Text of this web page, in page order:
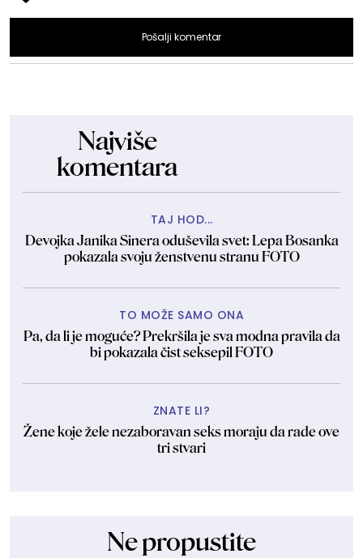
Pošalji komentar
Najviše
komentara
TAJ HOD...
Devojka Janika Sinera oduševila svet: Lepa Bosanka
pokazala svoju ženstvenu stranu FOTO
TO MOŽE SAMO ONA
Pa, da li je moguće? Prekršila je sva modna pravila da
bi pokazala čist seksepil FOTO
ZNATE LI?
Žene koje žele nezaboravan seks moraju da rade ove
tri stvari
Ne propustite